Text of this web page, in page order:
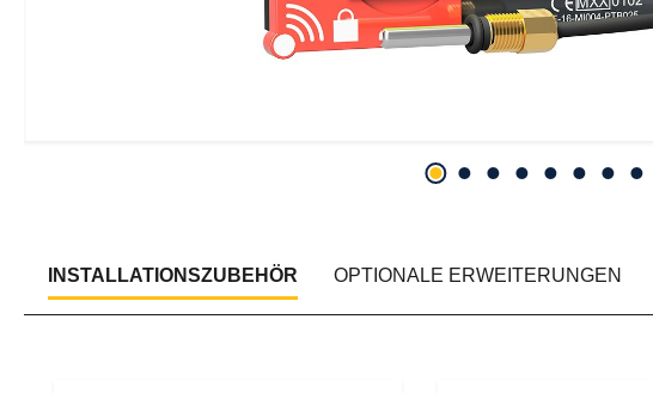
INSTALLATIONSZUBEHÖR OPTIONALE ERWEITERUNGEN